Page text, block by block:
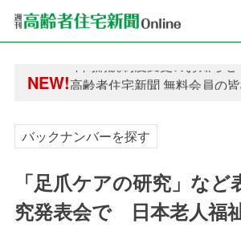
NEW!高齢者住宅新聞 無料会員の
高齢者住宅新聞 無料会員の
バックナンバーを探す
「足爪ケアの研究」など
究発表会で 日本老人福